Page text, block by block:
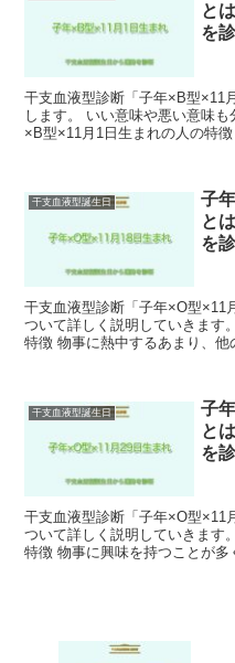
と
を
干支血液型診断「子年×B型×11
します。 いい意味や悪い意味
×B型×11月1日生まれの人の特
干支血液型誕生日
子
と
を
干支血液型診断「子年×O型×11
ついて詳しく説明していきます
特徴 物事に熱中するあまり、
干支血液型誕生日
子
と
を
干支血液型診断「子年×O型×11
ついて詳しく説明していきます
特徴 物事に興味を持つことが